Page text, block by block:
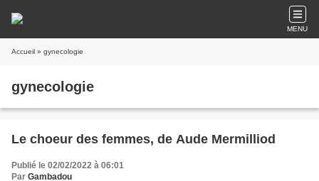
MENU
Accueil » gynecologie
gynecologie
Le choeur des femmes, de Aude Mermilliod
Publié le 02/02/2022 à 06:01
Par Gambadou